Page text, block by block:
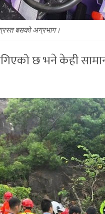
बसको अग्रभाग।
छ भने केही